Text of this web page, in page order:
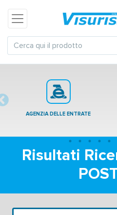
AGENZIA DELLE ENTRATE
Risultati